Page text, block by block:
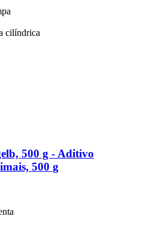
cilíndrica
500 g -​ Aditivo
500 g